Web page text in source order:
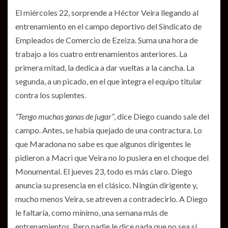
El miércoles 22, sorprende a Héctor Veira llegando al
entrenamiento en el campo deportivo del Sindicato de
Empleados de Comercio de Ezeiza. Suma una hora de
trabajo a los cuatro entrenamientos anteriores. La
primera mitad, la dedica a dar vueltas a la cancha. La
segunda, a un picado, en el que integra el equipo titular
contra los suplentes.
“Tengo muchas ganas de jugar”, dice Diego cuando sale del
campo. Antes, se había quejado de una contractura. Lo
que Maradona no sabe es que algunos dirigentes le
pidieron a Macri que Veira no lo pusiera en el choque del
Monumental. El jueves 23, todo es más claro. Diego
anuncia su presencia en el clásico. Ningún dirigente y,
mucho menos Veira, se atreven a contradecirlo. A Diego
le faltaría, como mínimo, una semana más de